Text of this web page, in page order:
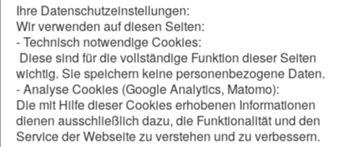
Ihre Datenschutzeinstellungen:
Wir verwenden auf diesen Seiten:
- Technisch notwendige Cookies:
Diese sind für die vollständige Funktion dieser Seiten
wichtig. Sie speichern keine personenbezogene Daten.
- Analyse Cookies (Google Analytics, Matomo):
Die mit Hilfe dieser Cookies erhobenen Informationen
dienen ausschließlich dazu, die Funktionalität und den
Service der Webseite zu verstehen und zu verbessern.
Be our forward thinker
DU...
hast eine abgeschlossenes technisches Studium
Bachelor / Master in Elektrotechnik oder IT oder eine
Ausbildung als Fachinformatiker für Systemintegration in
digitaler Vernetzung